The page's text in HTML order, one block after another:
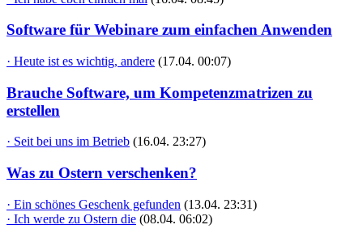
Software für Webinare zum einfachen Anwenden
· Heute ist es wichtig, andere (17.04. 00:07)
Brauche Software, um Kompetenzmatrizen zu
erstellen
· Seit bei uns im Betrieb (16.04. 23:27)
Was zu Ostern verschenken?
· Ein schönes Geschenk gefunden (13.04. 23:31)
· Ich werde zu Ostern die (08.04. 06:02)